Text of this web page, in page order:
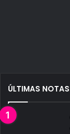
ÚLTIMAS NOTAS